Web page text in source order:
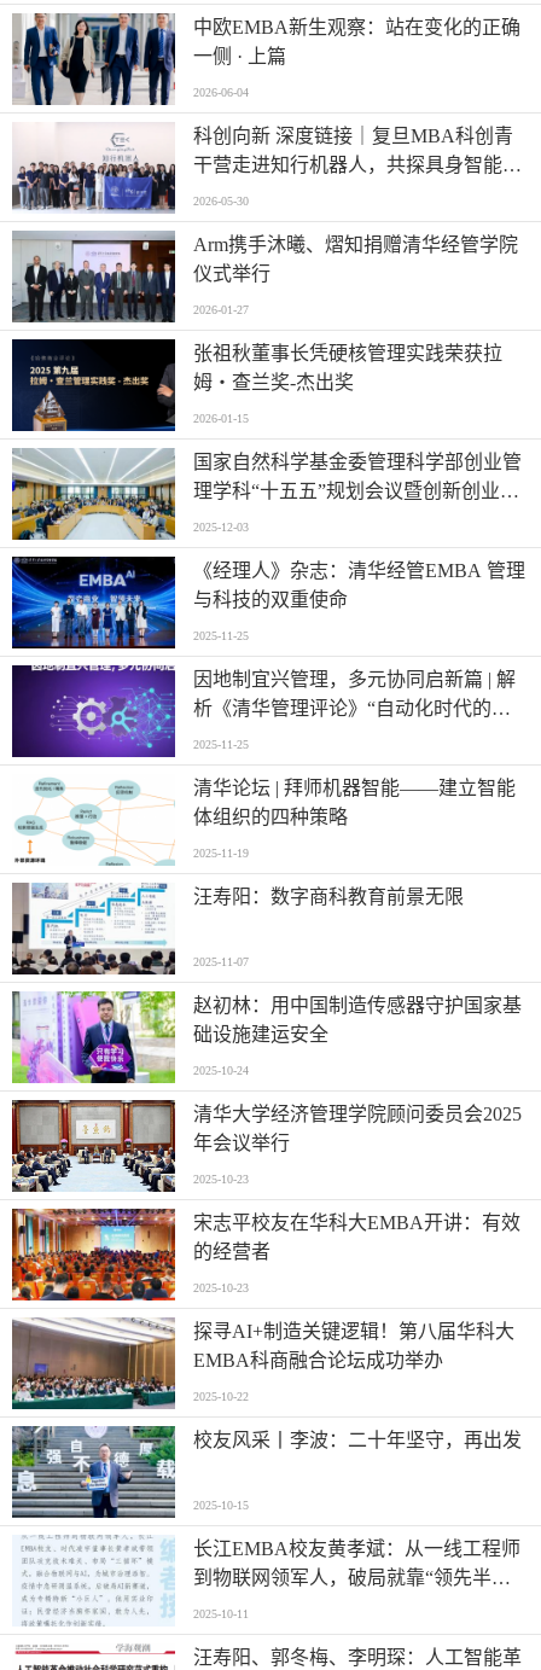
中欧EMBA新生观察：站在变化的正确
一侧 · 上篇
2026-06-04
科创向新 深度链接｜复旦MBA科创青
干营走进知行机器人，共探具身智能创
新未来
2026-05-30
Arm携手沐曦、熠知捐赠清华经管学院
仪式举行
2026-01-27
张祖秋董事长凭硬核管理实践荣获拉
姆・查兰奖-杰出奖
2026-01-15
国家自然科学基金委管理科学部创业管
理学科“十五五”规划会议暨创新创业与
经济高质量发展论坛在深圳召开
2025-12-03
《经理人》杂志：清华经管EMBA 管理
与科技的双重使命
2025-11-25
因地制宜兴管理，多元协同启新篇 | 解
析《清华管理评论》“自动化时代的管
理”
2025-11-25
清华论坛 | 拜师机器智能——建立智能
体组织的四种策略
2025-11-19
汪寿阳：数字商科教育前景无限
2025-11-07
赵初林：用中国制造传感器守护国家基
础设施建运安全
2025-10-24
清华大学经济管理学院顾问委员会2025
年会议举行
2025-10-23
宋志平校友在华科大EMBA开讲：有效
的经营者
2025-10-23
探寻AI+制造关键逻辑！第八届华科大
EMBA科商融合论坛成功举办
2025-10-22
校友风采丨李波：二十年坚守，再出发
2025-10-15
长江EMBA校友黄孝斌：从一线工程师
到物联网领军人，破局就靠“领先半
步”？
2025-10-11
汪寿阳、郭冬梅、李明琛：人工智能革